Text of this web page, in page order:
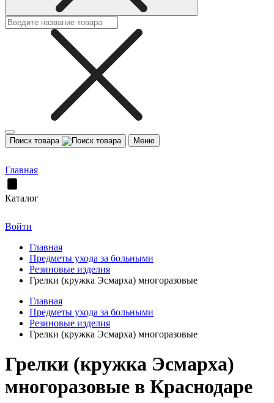
Поиск товара Меню
Главная
Каталог
Войти
Главная
Предметы ухода за больными
Резиновые изделия
Грелки (кружка Эсмарха) многоразовые
Главная
Предметы ухода за больными
Резиновые изделия
Грелки (кружка Эсмарха) многоразовые
Грелки (кружка Эсмарха)
многоразовые в Краснодаре